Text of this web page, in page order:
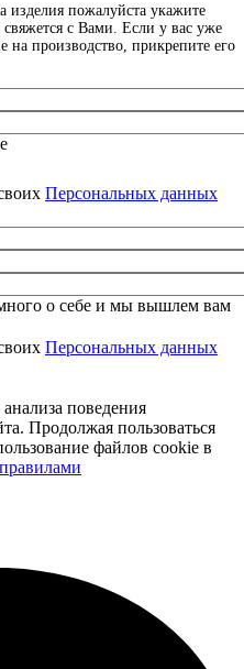
изделия пожалуйста укажите
с Вами. Если у вас уже
на производство, прикрепите его
Персональных данных
о себе и мы вышлем вам
Персональных данных
поведения
Продолжая пользоваться
файлов cookie в